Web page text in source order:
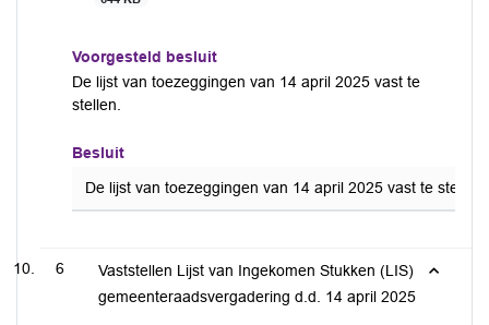
Voorgesteld besluit
De lijst van toezeggingen van 14 april 2025 vast te
stellen.
Besluit
De lijst van toezeggingen van 14 april 2025 vast te stellen.
6
Vaststellen Lijst van Ingekomen Stukken (LIS)
gemeenteraadsvergadering d.d. 14 april 2025